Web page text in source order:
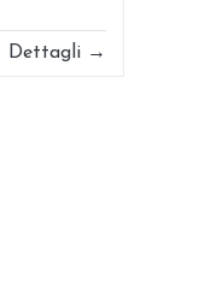
Dettagli →